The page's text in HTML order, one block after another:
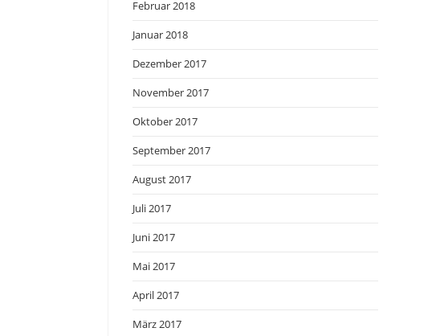
Februar 2018
Januar 2018
Dezember 2017
November 2017
Oktober 2017
September 2017
August 2017
Juli 2017
Juni 2017
Mai 2017
April 2017
März 2017